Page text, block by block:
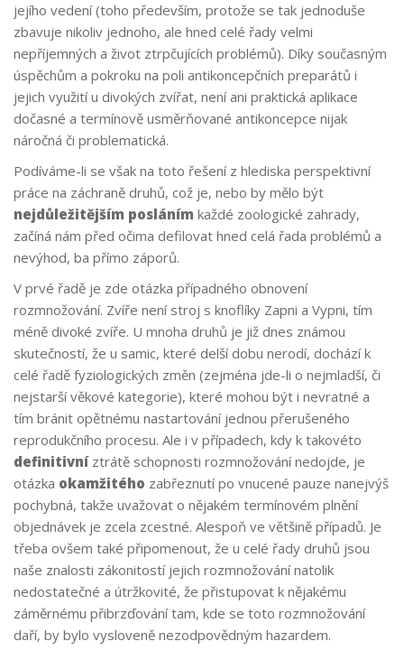
jejího vedení (toho především, protože se tak jednoduše
zbavuje nikoliv jednoho, ale hned celé řady velmi
nepříjemných a život ztrpčujících problémů). Díky současným
úspěchům a pokroku na poli antikoncepčních preparátů i
jejich využití u divokých zvířat, není ani praktická aplikace
dočasné a termínově usměrňované antikoncepce nijak
náročná či problematická.
Podíváme-li se však na toto řešení z hlediska perspektivní
práce na záchraně druhů, což je, nebo by mělo být
nejdůležitějším posláním každé zoologické zahrady,
začíná nám před očima defilovat hned celá řada problémů a
nevýhod, ba přímo záporů.
V prvé řadě je zde otázka případného obnovení
rozmnožování. Zvíře není stroj s knoflíky Zapni a Vypni, tím
méně divoké zvíře. U mnoha druhů je již dnes známou
skutečností, že u samic, které delší dobu nerodí, dochází k
celé řadě fyziologických změn (zejména jde-li o nejmladší, či
nejstarší věkové kategorie), které mohou být i nevratné a
tím bránit opětnému nastartování jednou přerušeného
reprodukčního procesu. Ale i v případech, kdy k takovéto
definitivníztrátě schopnosti rozmnožování nedojde, je
otázka okamžitého zabřeznutí po vnucené pauze nanejvýš
pochybná, takže uvažovat o nějakém termínovém plnění
objednávek je zcela zcestné. Alespoň ve většině případů. Je
třeba ovšem také připomenout, že u celé řady druhů jsou
naše znalosti zákonitostí jejich rozmnožování natolik
nedostatečné a útržkovité, že přistupovat k nějakému
záměrnému přibrzďování tam, kde se toto rozmnožování
daří, by bylo vysloveně nezodpovědným hazardem.